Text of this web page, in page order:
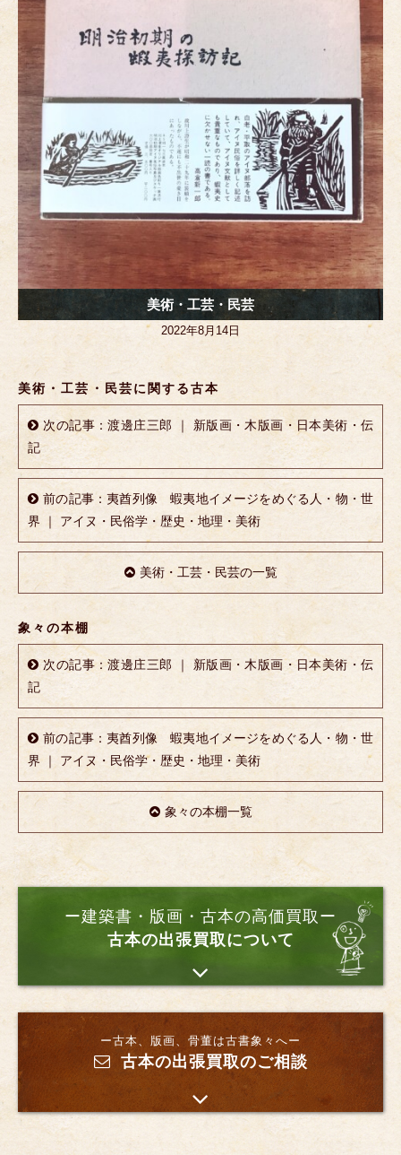
k
美術・工芸・民芸
2022年8月14日
美術・工芸・民芸に関する古本
次の記事：渡邊庄三郎 ｜ 新版画・木版画・日本美術・伝
記
前の記事：夷酋列像 蝦夷地イメージをめぐる人・物・世
界 ｜ アイヌ・民俗学・歴史・地理・美術
美術・工芸・民芸の一覧
象々の本棚
次の記事：渡邊庄三郎 ｜ 新版画・木版画・日本美術・伝
記
前の記事：夷酋列像 蝦夷地イメージをめぐる人・物・世
界 ｜ アイヌ・民俗学・歴史・地理・美術
象々の本棚一覧
ー建築書・版画・古本の高価買取ー
古本の出張買取について
ー古本、版画、骨董は古書象々へー
古本の出張買取のご相談